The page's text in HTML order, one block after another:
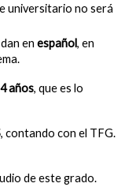
universitario no será
en español, en
4 años, que es lo
, contando con el TFG.
de este grado.